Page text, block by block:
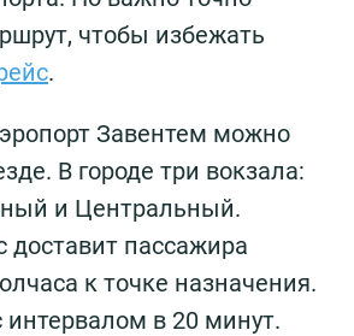
чтобы избежать
.
Завентем можно
В городе три вокзала:
и Центральный.
доставит пассажира
к точке назначения.
интервалом в 20 минут.